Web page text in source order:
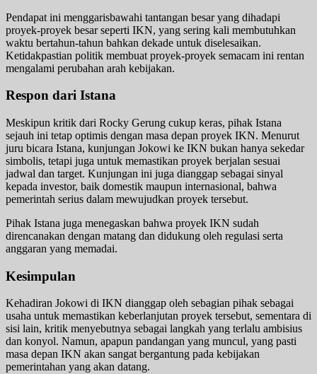
Pendapat ini menggarisbawahi tantangan besar yang dihadapi
proyek-proyek besar seperti IKN, yang sering kali membutuhkan
waktu bertahun-tahun bahkan dekade untuk diselesaikan.
Ketidakpastian politik membuat proyek-proyek semacam ini rentan
mengalami perubahan arah kebijakan.
Respon dari Istana
Meskipun kritik dari Rocky Gerung cukup keras, pihak Istana
sejauh ini tetap optimis dengan masa depan proyek IKN. Menurut
juru bicara Istana, kunjungan Jokowi ke IKN bukan hanya sekedar
simbolis, tetapi juga untuk memastikan proyek berjalan sesuai
jadwal dan target. Kunjungan ini juga dianggap sebagai sinyal
kepada investor, baik domestik maupun internasional, bahwa
pemerintah serius dalam mewujudkan proyek tersebut.
Pihak Istana juga menegaskan bahwa proyek IKN sudah
direncanakan dengan matang dan didukung oleh regulasi serta
anggaran yang memadai.
Kesimpulan
Kehadiran Jokowi di IKN dianggap oleh sebagian pihak sebagai
usaha untuk memastikan keberlanjutan proyek tersebut, sementara di
sisi lain, kritik menyebutnya sebagai langkah yang terlalu ambisius
dan konyol. Namun, apapun pandangan yang muncul, yang pasti
masa depan IKN akan sangat bergantung pada kebijakan
pemerintahan yang akan datang.